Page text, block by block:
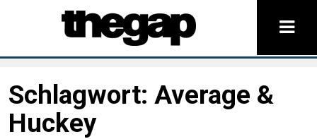
Schlagwort: Average &
Huckey